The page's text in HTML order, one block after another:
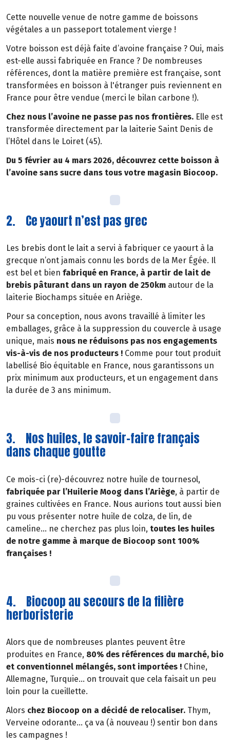
Cette nouvelle venue de notre gamme de boissons
végétales a un passeport totalement vierge !
Votre boisson est déjà faite d’avoine française ? Oui, mais
est-elle aussi fabriquée en France ? De nombreuses
références, dont la matière première est française, sont
transformées en boisson à l'étranger puis reviennent en
France pour être vendue (merci le bilan carbone !).
Chez nous l’avoine ne passe pas nos frontières. Elle est
transformée directement par la laiterie Saint Denis de
l’Hôtel dans le Loiret (45).
Du 5 février au 4 mars 2026, découvrez cette boisson à
l’avoine sans sucre dans tous votre magasin Biocoop.
2. Ce yaourt n’est pas grec
Les brebis dont le lait a servi à fabriquer ce yaourt à la
grecque n’ont jamais connu les bords de la Mer Égée. Il
est bel et bien fabriqué en France, à partir de lait de
brebis pâturant dans un rayon de 250km autour de la
laiterie Biochamps située en Ariège.
Pour sa conception, nous avons travaillé à limiter les
emballages, grâce à la suppression du couvercle à usage
unique, mais nous ne réduisons pas nos engagements
vis-à-vis de nos producteurs ! Comme pour tout produit
labellisé Bio équitable en France, nous garantissons un
prix minimum aux producteurs, et un engagement dans
la durée de 3 ans minimum.
3. Nos huiles, le savoir-faire français
dans chaque goutte
Ce mois-ci (re)-découvrez notre huile de tournesol,
fabriquée par l’Huilerie Moog dans l’Ariège, à partir de
graines cultivées en France. Nous aurions tout aussi bien
pu vous présenter notre huile de colza, de lin, de
cameline… ne cherchez pas plus loin, toutes les huiles
de notre gamme à marque de Biocoop sont 100%
françaises !
4. Biocoop au secours de la filière
herboristerie
Alors que de nombreuses plantes peuvent être
produites en France, 80% des références du marché, bio
et conventionnel mélangés, sont importées ! Chine,
Allemagne, Turquie… on trouvait que cela faisait un peu
loin pour la cueillette.
Alors chez Biocoop on a décidé de relocaliser. Thym,
Verveine odorante… ça va (à nouveau !) sentir bon dans
les campagnes !